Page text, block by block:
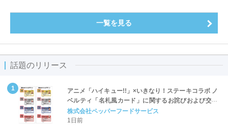
一覧を見る
話題のリリース
アニメ「ハイキュー!!」×いきなり！ステーキコラボ ノ
ベルティ「名札風カード」に関するお詫びおよび交換
対応についてのご案内
株式会社ペッパーフードサービス
1日前